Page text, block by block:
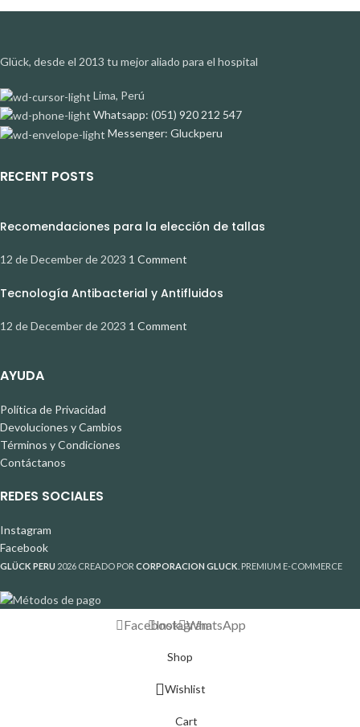
Glück, desde el 2013 tu mejor aliado para el hospital
Lima, Perú
Whatsapp: (051) 920 212 547
Messenger: Gluckperu
RECENT POSTS
Recomendaciones para la elección de tallas
12 de December de 2023 1 Comment
Tecnología Antibacterial y Antifluidos
12 de December de 2023 1 Comment
AYUDA
Política de Privacidad
Devoluciones y Cambios
Términos y Condiciones
Contáctanos
REDES SOCIALES
Instagram
Facebook
GLÜCK PERU 2026 CREADO POR CORPORACION GLUCK . PREMIUM E-COMMERCE
FacebookInstagramWhatsApp
Shop
Wishlist
Cart